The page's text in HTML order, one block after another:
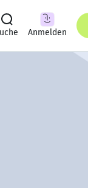
Anmelden